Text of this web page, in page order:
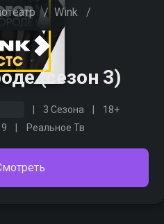
/ Wink /
(сезон 3)
3 Сезона
18+
Реальное Тв